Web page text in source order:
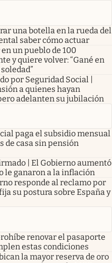
una botella en la rueda del
saber cómo actuar
un pueblo de 100
y quiere volver: “Gané en
por Seguridad Social |
a quienes hayan
adelanten su jubilación
paga el subsidio mensual
de casa sin pensión
| El Gobierno aumentó
le ganaron a la inflación
responde al reclamo por
su postura sobre España y
renovar el pasaporte
estas condiciones
la mayor reserva de oro